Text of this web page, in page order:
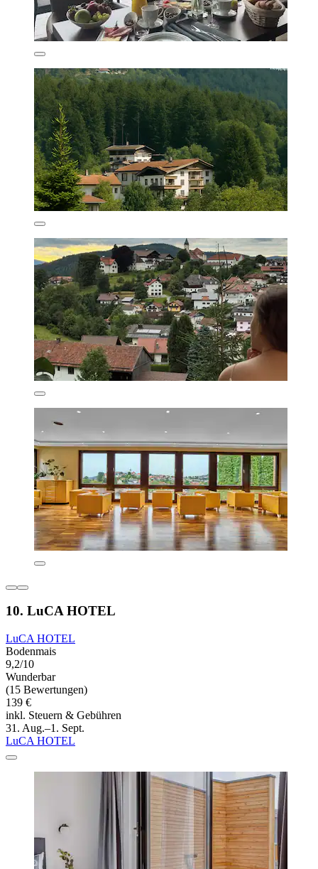
10. LuCA HOTEL
LuCA HOTEL
Bodenmais
9,2/10
Wunderbar
(15 Bewertungen)
139 €
inkl. Steuern & Gebühren
31. Aug.–1. Sept.
LuCA HOTEL